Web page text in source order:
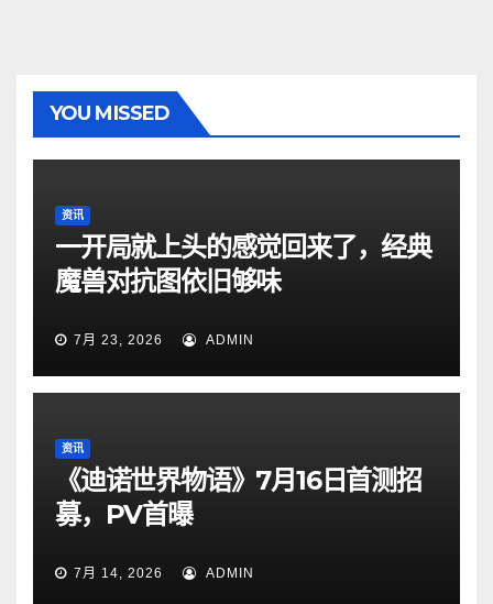
YOU MISSED
资讯
一开局就上头的感觉回来了，经典
魔兽对抗图依旧够味
7月 23, 2026 ADMIN
资讯
《迪诺世界物语》7月16日首测招
募，PV首曝
7月 14, 2026 ADMIN